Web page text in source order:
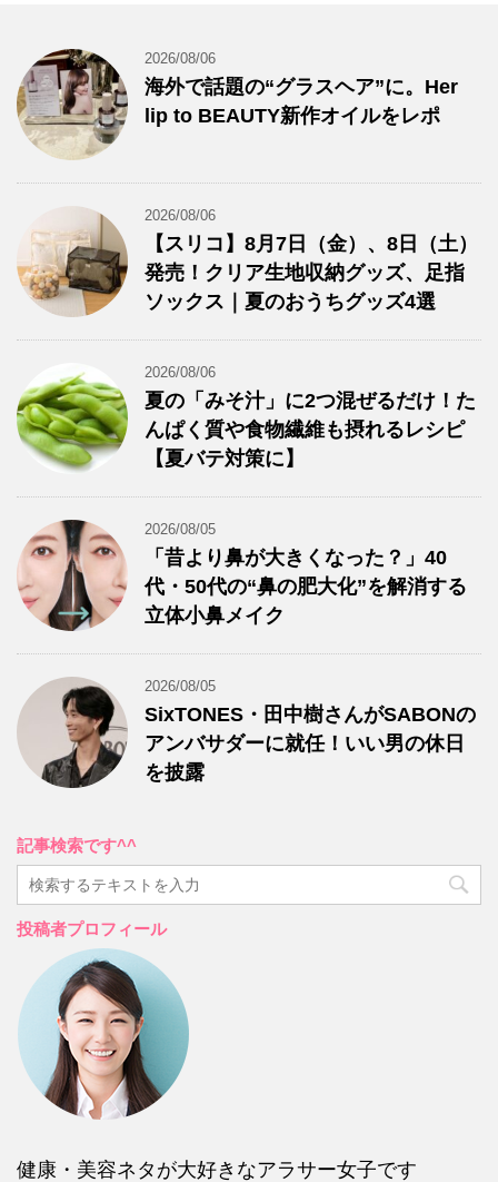
2026/08/06
海外で話題の“グラスヘア”に。Her
lip to BEAUTY新作オイルをレポ
2026/08/06
【スリコ】8月7日（金）、8日（土）
発売！クリア生地収納グッズ、足指
ソックス｜夏のおうちグッズ4選
2026/08/06
夏の「みそ汁」に2つ混ぜるだけ！た
んぱく質や食物繊維も摂れるレシピ
【夏バテ対策に】
2026/08/05
「昔より鼻が大きくなった？」40
代・50代の“鼻の肥大化”を解消する
立体小鼻メイク
2026/08/05
SixTONES・田中樹さんがSABONの
アンバサダーに就任！いい男の休日
を披露
記事検索です^^
投稿者プロフィール
健康・美容ネタが大好きなアラサー女子です